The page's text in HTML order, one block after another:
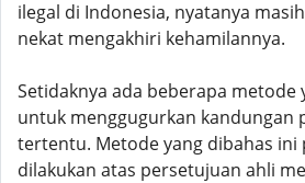
ilegal di Indonesia, nyatanya
nekat mengakhiri kehamilannya.
Setidaknya ada beberapa metode
untuk menggugurkan kandungan
tertentu. Metode yang dibahas ini
dilakukan atas persetujuan ahli